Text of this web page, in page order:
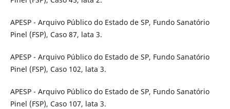
APESP - Arquivo Público do Estado de SP, Fundo Sanatório
Pinel (FSP), Caso 87, lata 3.
APESP - Arquivo Público do Estado de SP, Fundo Sanatório
Pinel (FSP), Caso 102, lata 3.
APESP - Arquivo Público do Estado de SP, Fundo Sanatório
Pinel (FSP), Caso 107, lata 3.